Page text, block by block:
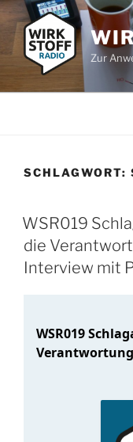
Zum
Inhalt
springen
Zur
SCHLAGWORT:
WSR019
die
Interview mit